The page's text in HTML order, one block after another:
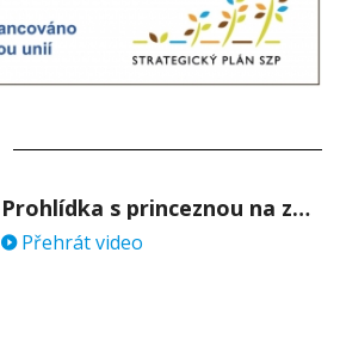
Prohlídka s princeznou na zámku Stekník
Přehrát video